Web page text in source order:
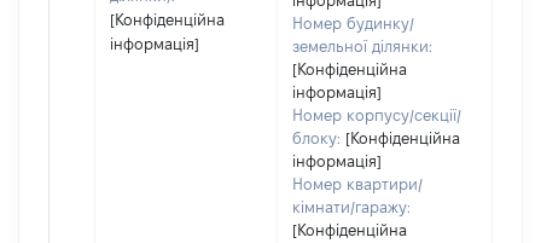
[Конфіденційна
інформація]
Номер будинку/
земельної ділянки:
[Конфіденційна
інформація]
Номер корпусу/секції/
блоку: [Конфіденційна
інформація]
Номер квартири/
кімнати/гаражу:
[Конфіденційна